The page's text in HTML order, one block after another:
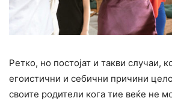
Ретко, но постојат и такви случаи,
егоистични и себични причини
своите родители кога тие веќе не